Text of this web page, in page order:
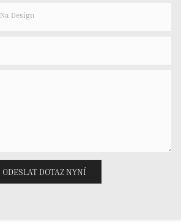
Design
ODESLAT DOTAZ NYNÍ